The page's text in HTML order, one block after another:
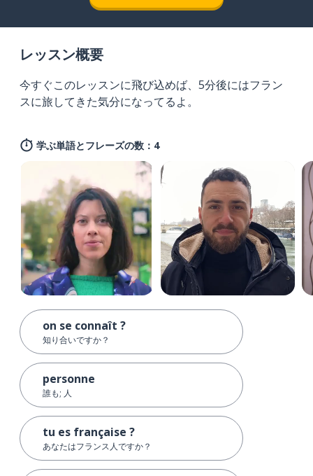
レッスン概要
今すぐこのレッスンに飛び込めば、5分後にはフラン
スに旅してきた気分になってるよ。
学ぶ単語とフレーズの数：4
on se connaît ?
知り合いですか？
personne
誰も; 人
tu es française ?
あなたはフランス人ですか？